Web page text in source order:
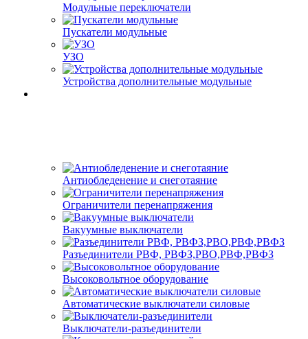
Модульные переключатели
Пускатели модульные
УЗО
Устройства дополнительные модульные
Антиобледенение и снеготаяние
Ограничители перенапряжения
Вакуумные выключатели
Разъединители РВФ, РВФЗ,РВО,РВФ,РВФЗ
Высоковольтное оборудование
Автоматические выключатели cиловые
Выключатели-разъединители